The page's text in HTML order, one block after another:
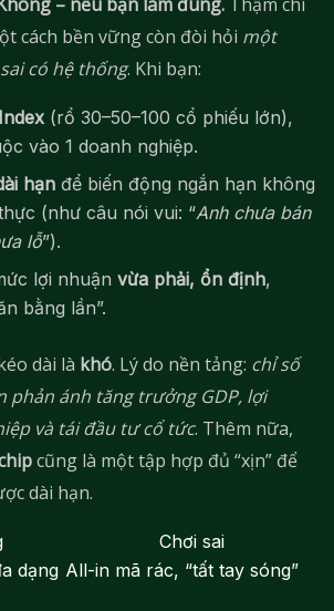
cách bền vững còn đòi hỏi một
có hệ thống. Khi bạn:
Index (rổ 30–50–100 cổ phiếu lớn),
vào 1 doanh nghiệp.
hạn để biến động ngắn hạn không
(như câu nói vui: “Anh chưa bán
lỗ”).
lợi nhuậnvừa phải, ổn định,
bằng lần”.
dài là khó. Lý do nền tảng: chỉ số
phản ánh tăng trưởng GDP, lợi
và tái đầu tư cổ tức. Thêm nữa,
cũng là một tập hợp đủ “xịn” để
dài hạn.
Chơi sai
dạng All-in mã rác, “tất tay sóng”